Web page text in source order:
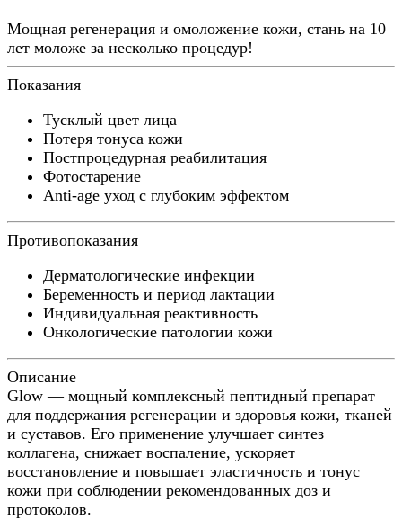
Мощная регенерация и омоложение кожи, стань на 10
лет моложе за несколько процедур!
Показания
Тусклый цвет лица
Потеря тонуса кожи
Постпроцедурная реабилитация
Фотостарение
Anti-age уход с глубоким эффектом
Противопоказания
Дерматологические инфекции
Беременность и период лактации
Индивидуальная реактивность
Онкологические патологии кожи
Описание
Glow — мощный комплексный пептидный препарат
для поддержания регенерации и здоровья кожи, тканей
и суставов. Его применение улучшает синтез
коллагена, снижает воспаление, ускоряет
восстановление и повышает эластичность и тонус
кожи при соблюдении рекомендованных доз и
протоколов.